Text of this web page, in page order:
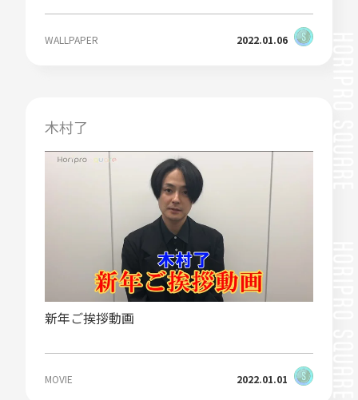
WALLPAPER 2022.01.06
木村了
新年ご挨拶動画
MOVIE 2022.01.01